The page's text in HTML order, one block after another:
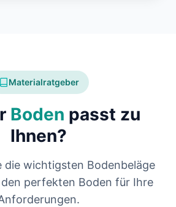
Materialratgeber
Boden passt zu
Ihnen?
die wichtigsten Bodenbeläge
perfekten Boden für Ihre